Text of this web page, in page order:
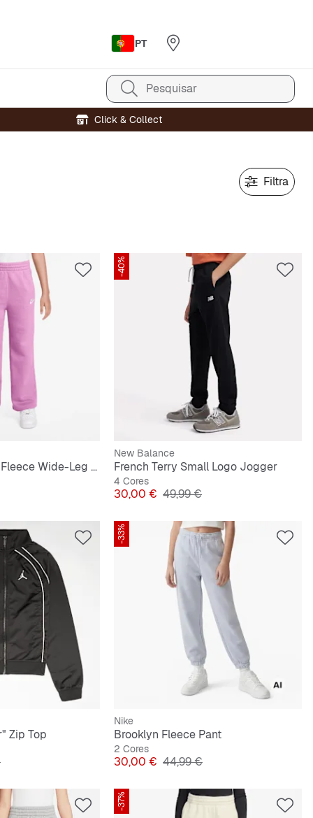
PT
Pesquisar
Click & Collect
Filtra
Sportswear Club Fleece Wide-Leg Low Brand Read Pant
-40%
New Balance
French Terry Small Logo Jogger
4 Cores
Preço
30,00 € Preço original
49,99 €
Zip Top
-33%
Nike
Brooklyn Fleece Pant
2 Cores
Preço
30,00 € Preço original
44,99 €
-37%